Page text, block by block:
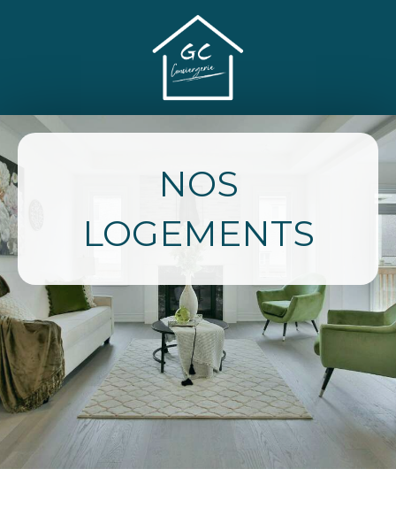
NOS
LOGEMENTS